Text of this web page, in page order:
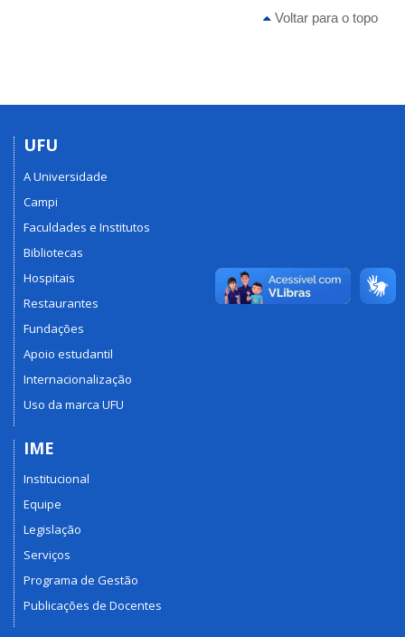
Voltar para o topo
UFU
A Universidade
Campi
Faculdades e Institutos
Bibliotecas
Hospitais
Restaurantes
Fundações
Apoio estudantil
Internacionalização
Uso da marca UFU
IME
Institucional
Equipe
Legislação
Serviços
Programa de Gestão
Publicações de Docentes